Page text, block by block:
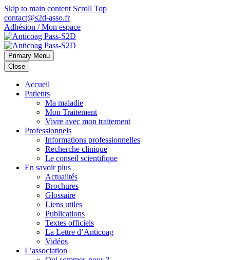
Skip to main content Scroll Top
contact@s2d-asso.fr
Adhésion / Mon espace
Primary Menu
Close
Accueil
Patients
Ma maladie
Mon Traitement
Vivre avec mon traitement
Professionnels
Informations professionnelles
Recherche clinique
Le conseil scientifique
En savoir plus
Actualités
Brochures
Glossaire
Liens utiles
Publications
Textes officiels
La Lettre d’Anticoag
Vidéos
L’association